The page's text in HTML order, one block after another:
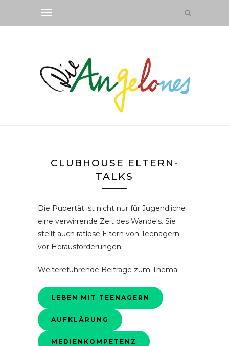
CLUBHOUSE ELTERN-
TALKS
Die Pubertät ist nicht nur für Jugendliche
eine verwirrende Zeit des Wandels. Sie
stellt auch ratlose Eltern von Teenagern
vor Herausforderungen.
Weitereführende Beiträge zum Thema:
LEBEN MIT TEENAGERN
AUFKLÄRUNG
MEDIENKOMPETENZ